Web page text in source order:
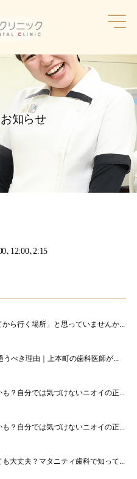
知らせ
､12:00､2:15
から行く場所」と思っていませんか...
うべき理由｜上本町の歯科医師が...
？自分では気づけないニオイの正...
？自分では気づけないニオイの正...
大丈夫？マタニティ歯科で知って...